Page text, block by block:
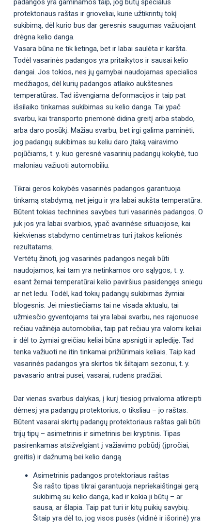
protektoriaus raštas ir grioveliai, kurie užtikrintų tokį
sukibimą, dėl kurio bus dar geresnis saugumas važiuojant
drėgna kelio danga.
Vasara būna ne tik lietinga, bet ir labai saulėta ir karšta.
Todėl vasarinės padangos yra pritaikytos ir sausai kelio
dangai. Jos tokios, nes jų gamybai naudojamas specialios
medžiagos, dėl kurių padangos atlaiko aukštesnes
temperatūras. Tad išvengiama deformacijos ir taip pat
išsilaiko tinkamas sukibimas su kelio danga. Tai ypač
svarbu, kai transporto priemonė didina greitį arba stabdo,
arba daro posūkį. Mažiau svarbu, bet irgi galima paminėti,
jog padangų sukibimas su keliu daro įtaką vairavimo
pojūčiams, t. y. kuo geresnė vasarinių padangų kokybė, tuo
maloniau važiuoti automobiliu.
Tikrai geros kokybės vasarinės padangos garantuoja
tinkamą stabdymą, net jeigu ir yra labai aukšta temperatūra.
Būtent tokias technines savybes turi vasarinės padangos. O
juk jos yra labai svarbios, ypač avarinėse situacijose, kai
kiekvienas stabdymo centimetras turi įtakos kelionės
rezultatams.
Vertėtų žinoti, jog vasarinės padangos negali būti
naudojamos, kai tam yra netinkamos oro sąlygos, t. y.
esant žemai temperatūrai kelio paviršius pasidengęs sniegu
ar net ledu. Todėl, kad tokių padangų sukibimas žymiai
blogesnis. Jei miestiečiams tai ne visada aktualu, tai
užmiesčio gyventojams tai yra labai svarbu, nes rajonuose
rečiau važinėja automobiliai, taip pat rečiau yra valomi keliai
ir dėl to žymiai greičiau keliai būna apsnigti ir aplediję. Tad
tenka važiuoti ne itin tinkamai prižiūrimais keliais. Taip kad
vasarinės padangos yra skirtos tik šiltajam sezonui, t. y.
pavasario antrai pusei, vasarai, rudens pradžiai.
Dar vienas svarbus dalykas, į kurį tiesiog privaloma atkreipti
dėmesį yra padangų protektorius, o tiksliau – jo raštas.
Būtent vasarai skirtų padangų protektoriaus raštas gali būti
trijų tipų – asimetrinis ir simetrinis bei kryptinis. Tipas
pasirenkamas atsižvelgiant į važiavimo pobūdį (įpročiai,
greitis) ir dažnumą bei kelio dangą.
Asimetrinis padangos protektoriaus raštas
Šis rašto tipas tikrai garantuoja nepriekaištingai gerą
sukibimą su kelio danga, kad ir kokia ji būtų – ar
sausa, ar šlapia. Taip pat turi ir kitų puikių savybių.
Šitaip yra dėl to, jog visos pusės (vidinė ir išorinė) yra